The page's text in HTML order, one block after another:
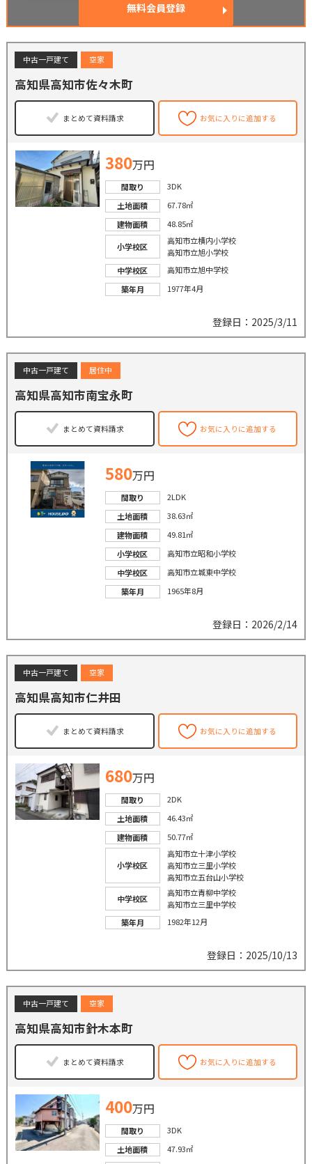
無料会員登録
中古一戸建て 空家
高知県高知市佐々木町
まとめて資料請求 お気に入りに追加する
380万円
間取り
3DK
土地面積
67.78㎡
建物面積
48.85㎡
小学校区
高知市立横内小学校
高知市立旭小学校
中学校区
高知市立旭中学校
築年月
1977年4月
登録日：2025/3/11
中古一戸建て 居住中
高知県高知市南宝永町
まとめて資料請求 お気に入りに追加する
580万円
間取り
2LDK
土地面積
38.63㎡
建物面積
49.81㎡
小学校区
高知市立昭和小学校
中学校区
高知市立城東中学校
築年月
1965年8月
登録日：2026/2/14
中古一戸建て 空家
高知県高知市仁井田
まとめて資料請求 お気に入りに追加する
680万円
間取り
2DK
土地面積
46.43㎡
建物面積
50.77㎡
小学校区
高知市立十津小学校
高知市立三里小学校
高知市立五台山小学校
中学校区
高知市立青柳中学校
高知市立三里中学校
築年月
1982年12月
登録日：2025/10/13
中古一戸建て 空家
高知県高知市針木本町
まとめて資料請求 お気に入りに追加する
400万円
間取り
3DK
土地面積
47.93㎡